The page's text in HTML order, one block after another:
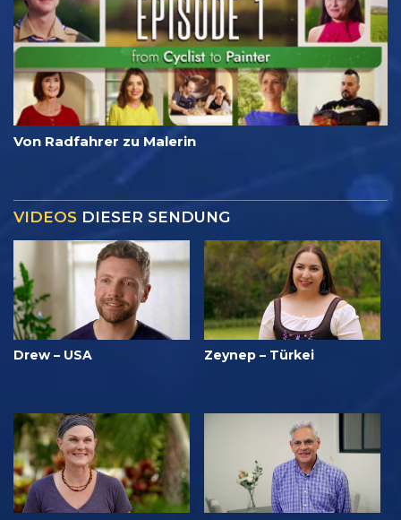
Von Radfahrer zu Malerin
VIDEOS DIESER SENDUNG
Drew – USA Zeynep – Türkei